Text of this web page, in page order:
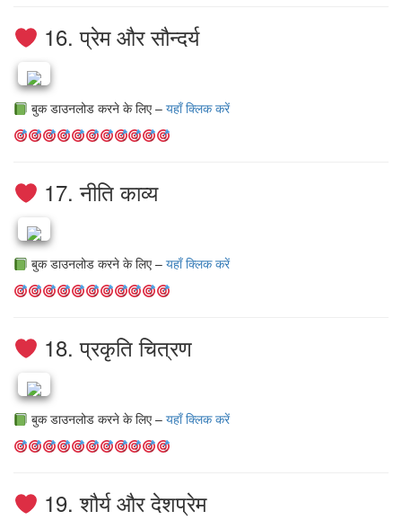
16. प्रेम और सौन्दर्य
बुक डाउनलोड करने के लिए – यहाँ क्लिक करें
17. नीति काव्य
बुक डाउनलोड करने के लिए – यहाँ क्लिक करें
18. प्रकृति चित्रण
बुक डाउनलोड करने के लिए – यहाँ क्लिक करें
19. शौर्य और देशप्रेम